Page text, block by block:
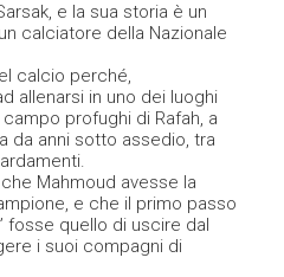
e la sua storia è un
calciatore della Nazionale
calcio perché,
allenarsi in uno dei luoghi
profughi di Rafah, a
da anni sotto assedio, tra
Mahmoud avesse la
e che il primo passo
fosse quello di uscire dal
i suoi compagni di